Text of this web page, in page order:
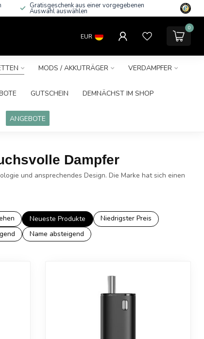
Gratisgeschenk aus einer vorgegebenen
Auswahl auswählen
EUR
0
MODS / AKKUTRÄGER VERDAMPFER
GUTSCHEIN DEMNÄCHST IM SHOP
ANGEBOTE
Dampfer
und ansprechendes Design. Die Marke hat sich einen
Neueste Produkte
Niedrigster Preis
Name absteigend